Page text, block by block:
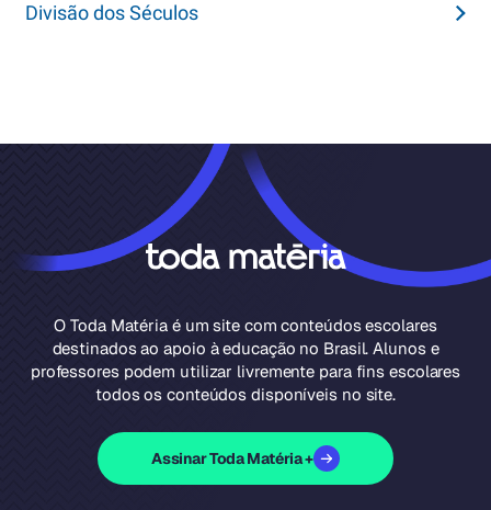
Divisão dos Séculos
O Toda Matéria é um site com conteúdos escolares
destinados ao apoio à educação no Brasil. Alunos e
professores podem utilizar livremente para fins escolares
todos os conteúdos disponíveis no site.
Assinar Toda Matéria +